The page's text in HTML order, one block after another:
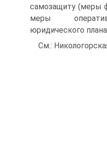
самозащиту (меры
меры
юридического
См.: